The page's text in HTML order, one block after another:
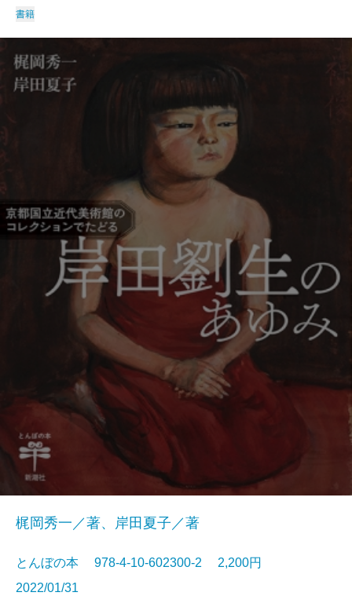
書籍
梶岡秀一／著、岸田夏子／著
とんぼの本 978-4-10-602300-2 2,200円
2022/01/31